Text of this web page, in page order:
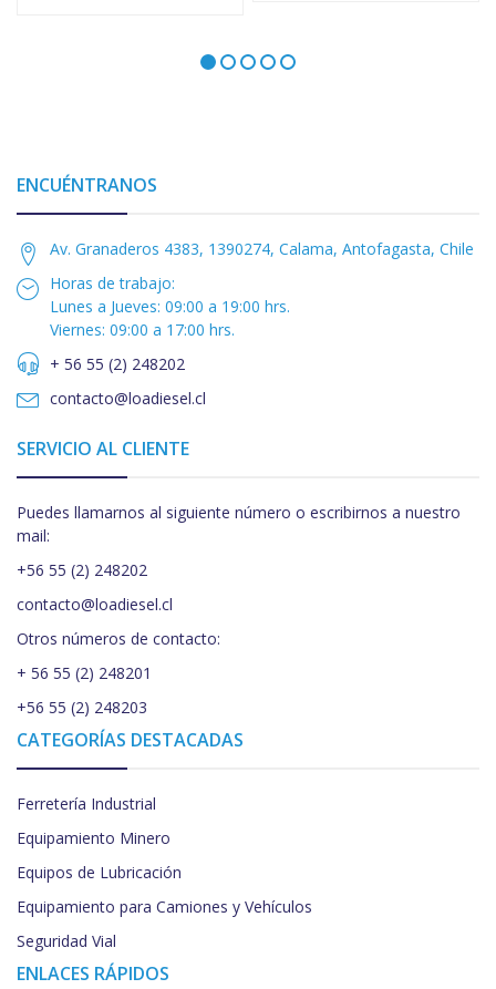
ENCUÉNTRANOS
Av. Granaderos 4383, 1390274, Calama, Antofagasta, Chile
Horas de trabajo:
Lunes a Jueves: 09:00 a 19:00 hrs.
Viernes: 09:00 a 17:00 hrs.
+ 56 55 (2) 248202
contacto@loadiesel.cl
SERVICIO AL CLIENTE
Puedes llamarnos al siguiente número o escribirnos a nuestro
mail:
+56 55 (2) 248202
contacto@loadiesel.cl
Otros números de contacto:
+ 56 55 (2) 248201
+56 55 (2) 248203
CATEGORÍAS DESTACADAS
Ferretería Industrial
Equipamiento Minero
Equipos de Lubricación
Equipamiento para Camiones y Vehículos
Seguridad Vial
ENLACES RÁPIDOS